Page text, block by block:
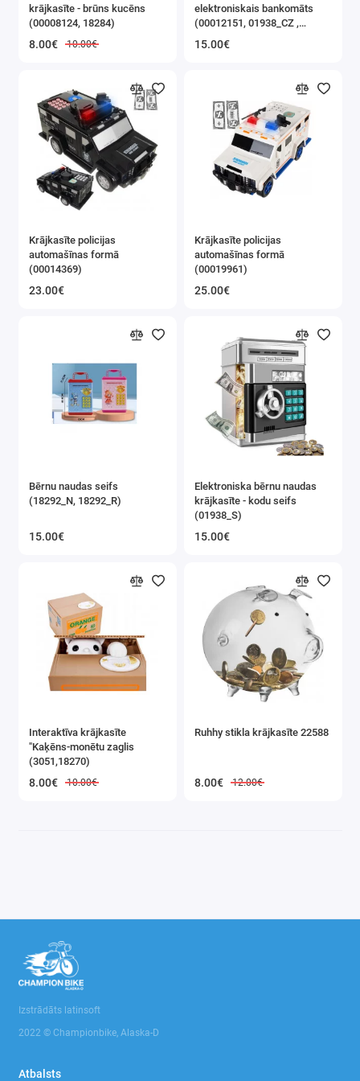
Rotaļlietas ar tālvadību
Krājkasītes
Lelles un leļļu mājiņas
Rotaļlietas dzīvnieki
Rotaļu komplekti, trases, bāzes
Lidmašīnas un lidojošas rotaļlietas
Сitas rotaļlietas
krājkasīte - brūns kucēns
(00008124, 18284)
8.00€ 10.00€
elektroniskais bankomāts
(00012151, 01938_CZ ,
15.00€
Krājkasīte policijas
automašīnas formā
(00014369)
23.00€
Krājkasīte policijas
automašīnas formā
(00019961)
25.00€
Bērnu naudas seifs
(18292_N, 18292_R)
15.00€
Elektroniska bērnu naudas
krājkasīte - kodu seifs
(01938_S)
15.00€
Interaktīva krājkasīte
"Kaķēns-monētu zaglis
(3051,18270)
8.00€ 10.00€
Ruhhy stikla krājkasīte 22588
8.00€ 12.00€
Izstrādāts latinsoft
2022 © Championbike, Alaska-D
Atbalsts